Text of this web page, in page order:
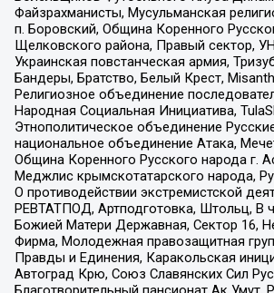
Файзрахманисты, Мусульманская
п. Боровский, Община Коренного
Щелковского района, Правый сектор,
Украинская повстанческая армия,
Бандеры, Братство, Белый Крест,
Религиозное объединение
Народная Социальная Инициатива,
Этнополитическое объединение
национальное объединение Атака,
Община Коренного Русского народа г.
Меджлис крымскотатарского народа,
О противодействии экстремистской
РЕВТАТПОД, Артподготовка, Штольц, В
Божией Матери Державная, Сектор 16,
Фирма, Молодежная правозащитная
Правды и Единения, Каракольская
Автоград Крю, Союз Славянских Сил